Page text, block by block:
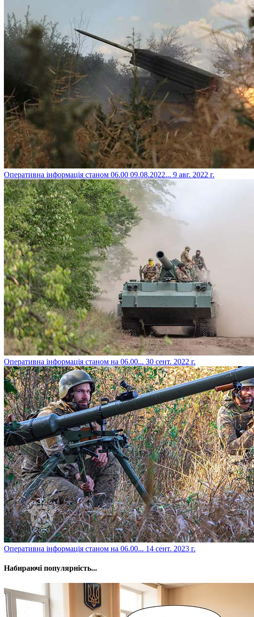
​Оперативна інформація станом 06.00 09.08.2022... 9 авг. 2022 г.
​Оперативна інформація станом на 06.00... 30 сент. 2022 г.
​Оперативна інформація станом на 06.00... 14 сент. 2023 г.
Набираючі популярність...